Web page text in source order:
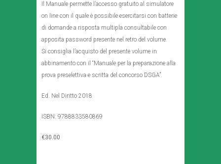
Il Manuale permette l’accesso gratuito al simulatore
on line con il quale è possibile esercitarsi con batterie
di domande a risposta multipla consultabile con
apposita password presente nel retro del volume.
Si consiglia l’acquisto del presente volume in
abbinamento con il “Manuale per la preparazione alla
prova preselettiva e scritta del concorso DSGA”.
Ed. Nel Diritto 2018
ISBN: 9788833580869
€30.00